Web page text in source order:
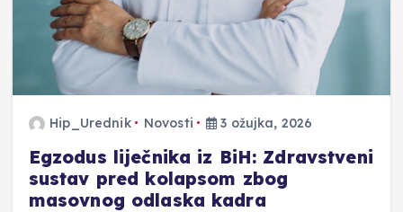
Hip_Urednik Novosti 3 ožujka, 2026
Egzodus liječnika iz BiH: Zdravstveni
sustav pred kolapsom zbog
masovnog odlaska kadra